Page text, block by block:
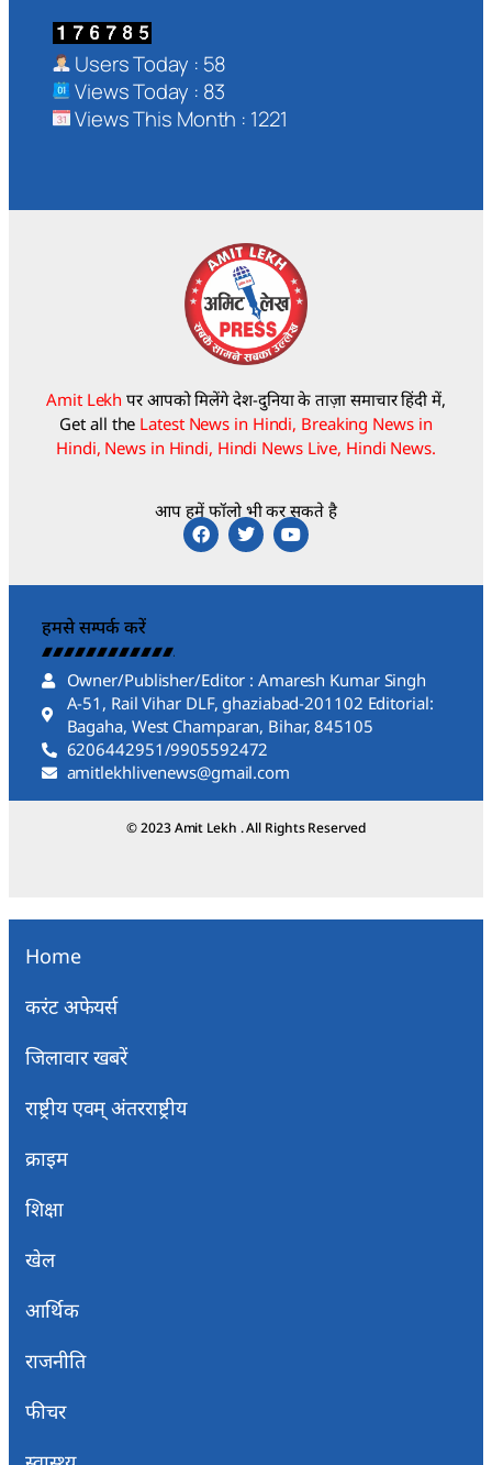
Users Today : 58
Views Today : 83
Views This Month : 1221
Amit Lekh पर आपको मिलेंगे देश-दुनिया के ताज़ा समाचार हिंदी में,
Get all the Latest News in Hindi, Breaking News in
Hindi, News in Hindi, Hindi News Live, Hindi News.
आप हमें फॉलो भी कर सकते है
हमसे सम्पर्क करें
Owner/Publisher/Editor : Amaresh Kumar Singh
A-51, Rail Vihar DLF, ghaziabad-201102 Editorial:
Bagaha, West Champaran, Bihar, 845105
6206442951/9905592472
amitlekhlivenews@gmail.com
© 2023 Amit Lekh . All Rights Reserved
Home
करंट अफेयर्स
जिलावार खबरें
राष्ट्रीय एवम् अंतरराष्ट्रीय
क्राइम
शिक्षा
खेल
आर्थिक
राजनीति
फीचर